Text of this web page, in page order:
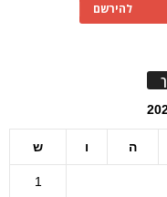
להירשם
ה ו ש
1